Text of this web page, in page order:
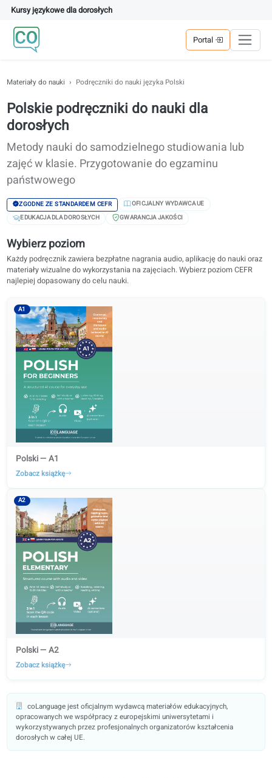
Kursy językowe dla dorosłych
Portal
Polskie podręczniki do nauki dla
dorosłych
Metody nauki do samodzielnego studiowania lub
zajęć w klasie. Przygotowanie do egzaminu
państwowego
EDUKACJA DLA DOROSŁYCH
Wybierz poziom
Każdy podręcznik zawiera bezpłatne nagrania audio, aplikację do
najlepiej dopasowany do celu nauki.
A1
Polski — A1
Zobacz książkę
A2
Polski — A2
Zobacz książkę